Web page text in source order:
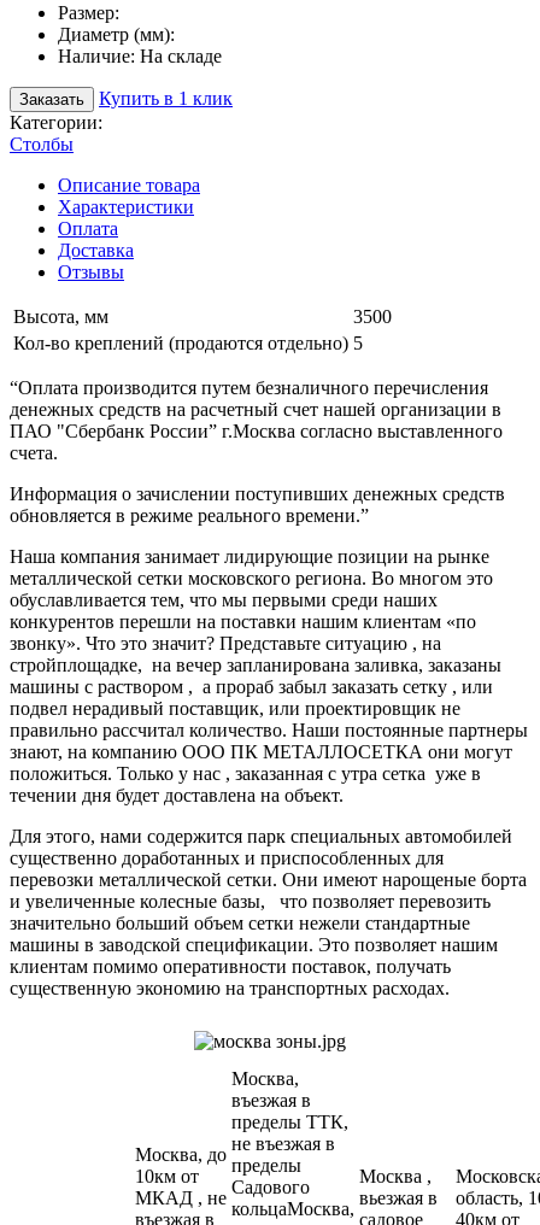
Размер:
Диаметр (мм):
Наличие: На складе
Заказать
Купить в 1 клик
Категории:
Столбы
Описание товара
Характеристики
Оплата
Доставка
Отзывы
Высота, мм
3500
Кол-во креплений (продаются отдельно) 5
“Оплата производится путем безналичного перечисления
денежных средств на расчетный счет нашей организации в
ПАО "Сбербанк России” г.Москва согласно выставленного
счета.
Информация о зачислении поступивших денежных средств
обновляется в режиме реального времени.”
Наша компания занимает лидирующие позиции на рынке
металлической сетки московского региона. Во многом это
обуславливается тем, что мы первыми среди наших
конкурентов перешли на поставки нашим клиентам «по
звонку». Что это значит? Представьте ситуацию , на
стройплощадке, на вечер запланирована заливка, заказаны
машины с раствором , а прораб забыл заказать сетку , или
подвел нерадивый поставщик, или проектировщик не
правильно рассчитал количество. Наши постоянные партнеры
знают, на компанию ООО ПК МЕТАЛЛОСЕТКА они могут
положиться. Только у нас , заказанная с утра сетка уже в
течении дня будет доставлена на объект.
Для этого, нами содержится парк специальных автомобилей
существенно доработанных и приспособленных для
перевозки металлической сетки. Они имеют нарощеные борта
и увеличенные колесные базы, что позволяет перевозить
значительно больший объем сетки нежели стандартные
машины в заводской спецификации. Это позволяет нашим
клиентам помимо оперативности поставок, получать
существенную экономию на транспортных расходах.
Москва, до
10км от
МКАД , не
въезжая в
Москва,
въезжая в
пределы ТТК,
не въезжая в
пределы
Садового
кольцаМосква,
Москва ,
вьезжая в
садовое
область,
40км от